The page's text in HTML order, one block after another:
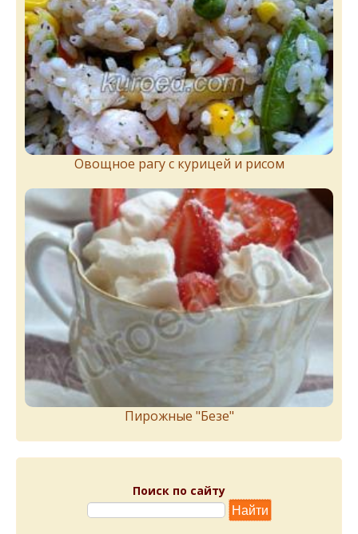
Овощное рагу с курицей и рисом
Пирожныe "Бeзe"
Поиск по сайту